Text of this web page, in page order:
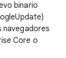
binario
navegadores
Core o